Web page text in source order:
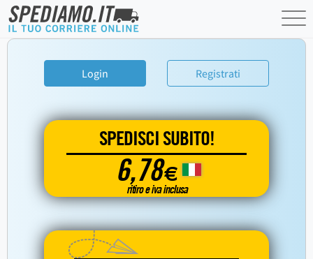
Login Registrati
SPEDISCI SUBITO!
6,78€
ritiro e iva inclusa